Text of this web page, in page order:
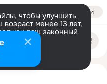
Войти
чтобы улучшить
менее 13 лет,
ваш законный